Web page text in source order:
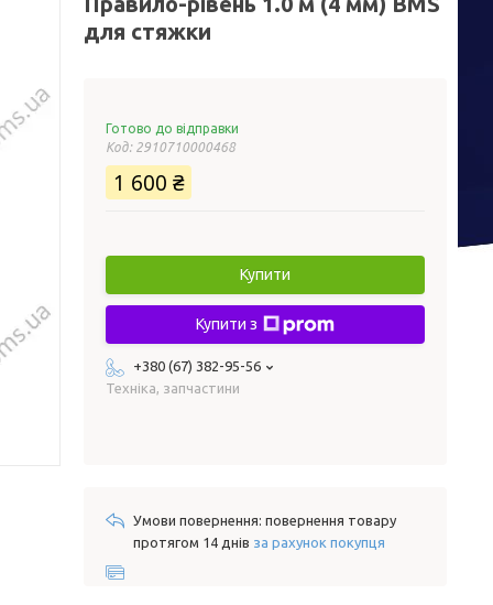
для стяжки
Готово до відправки
Код: 2910710000468
1 600 ₴
Купити
Купити з
+380 (67) 382-95-56
Техніка, запчастини
повернення товару
протягом 14 днів за рахунок покупця